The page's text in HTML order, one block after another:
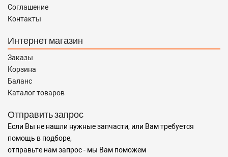
Соглашение
Контакты
Интернет магазин
Заказы
Корзина
Баланс
Каталог товаров
Отправить запрос
Если Вы не нашли нужные запчасти, или Вам требуется
помощь в подборе,
отправьте нам запрос - мы Вам поможем